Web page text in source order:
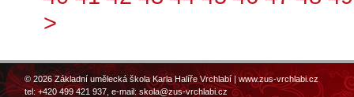
>
© 2026 Základní umělecká škola Karla Halíře Vrchlabí |www.zus-vrchlabi.cz
tel: +420 499 421 937, e-mail:skola@zus-vrchlabi.cz